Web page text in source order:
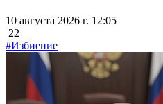
10 августа 2026 г. 12:05
22
#Избиение